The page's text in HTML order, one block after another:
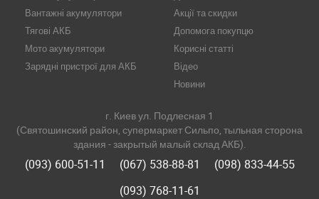
Вантажні акумулятори
Тягові АКБ
Мото акумулятори
Зарядні пристрої для АКБ
Акції та скидки
Допомога покупцю
Корисні статті
Відео
Новини
г. Киев ул. Подлесная 1
(Святошинский район, супермаркет Сильпо, тыльная сторона
здания - закрытый малый склад АКБ).
(093) 600-51-11 (067) 538-88-81
(098) 833-44-55
(093) 768-11-61